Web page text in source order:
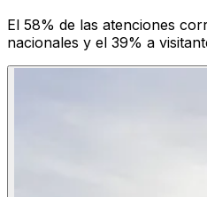
El 58% de las atenciones
nacionales y el 39% a